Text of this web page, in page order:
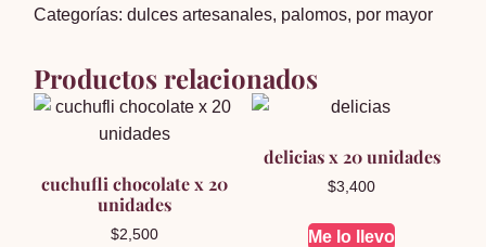
palomos
grandes
✅
Categorías:dulces artesanales, palomos, por mayor
Productos relacionados
cuchufli chocolate x 20
unidades
$2,500
delicias x 20 unidades
$3,400
Me lo llevo